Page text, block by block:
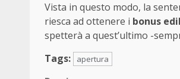
Vista in questo modo, la
riesca ad ottenere i bonus
spetterà a quest’ultimo -
Tags:
apertura